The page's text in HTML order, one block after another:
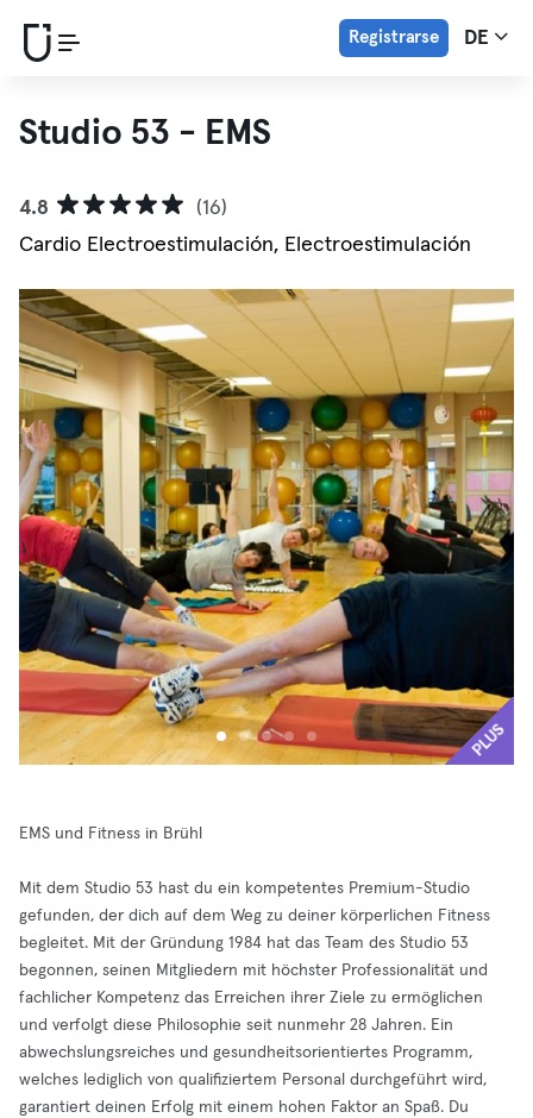
Registrarse DE
Studio 53 - EMS
4.8
(16)
Cardio Electroestimulación, Electroestimulación
PLUS
EMS und Fitness in Brühl
Mit dem Studio 53 hast du ein kompetentes Premium-Studio
gefunden, der dich auf dem Weg zu deiner körperlichen Fitness
begleitet. Mit der Gründung 1984 hat das Team des Studio 53
begonnen, seinen Mitgliedern mit höchster Professionalität und
fachlicher Kompetenz das Erreichen ihrer Ziele zu ermöglichen
und verfolgt diese Philosophie seit nunmehr 28 Jahren. Ein
abwechslungsreiches und gesundheitsorientiertes Programm,
welches lediglich von qualifiziertem Personal durchgeführt wird,
garantiert deinen Erfolg mit einem hohen Faktor an Spaß. Du